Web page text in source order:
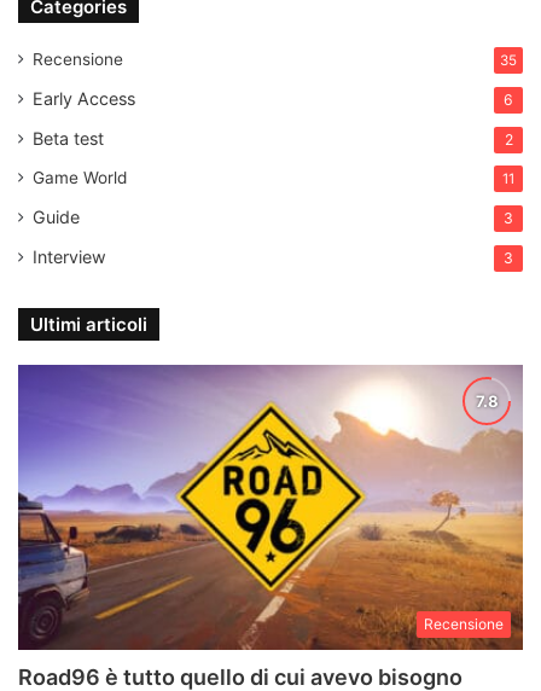
Categories
Recensione 35
Early Access 6
Beta test 2
Game World 11
Guide 3
Interview 3
Ultimi articoli
Recensione
Road96 è tutto quello di cui avevo bisogno